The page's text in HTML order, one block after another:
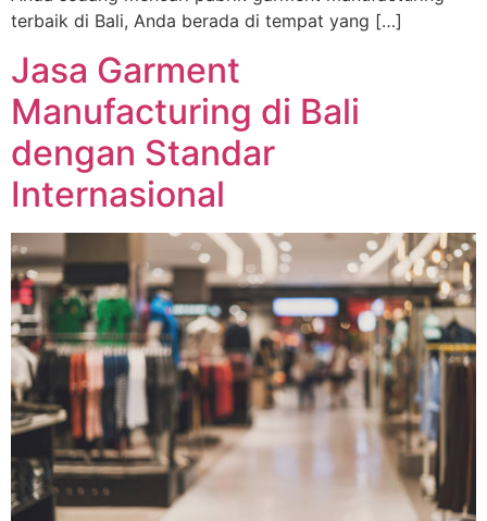
terbaik di Bali, Anda berada di tempat yang […]
Jasa Garment
Manufacturing di Bali
dengan Standar
Internasional